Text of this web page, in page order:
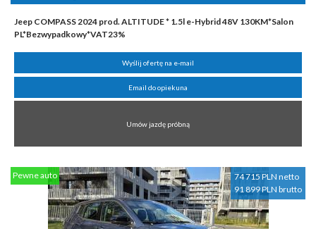
Jeep COMPASS 2024 prod. ALTITUDE * 1.5l e-Hybrid 48V 130KM*Salon
PL*Bezwypadkowy*VAT23%
Wyślij ofertę na e-mail
Email do opiekuna
Umów jazdę próbną
74 715 PLN netto
91 899 PLN brutto
Pewne auto